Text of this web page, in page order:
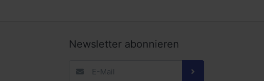
Newsletter abonnieren